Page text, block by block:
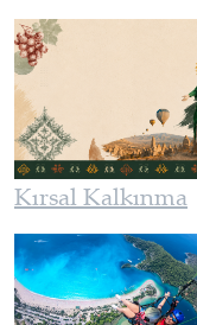
Kırsal Kalkınma